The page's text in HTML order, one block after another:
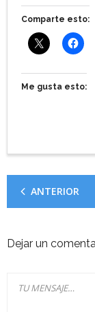
Comparte esto:
Me gusta esto:
ANTERIOR
Dejar un